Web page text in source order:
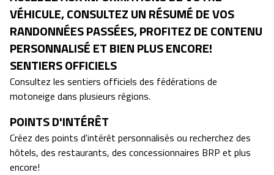
VÉHICULE, CONSULTEZ UN RÉSUMÉ DE VOS
RANDONNÉES PASSÉES, PROFITEZ DE CONTENU
PERSONNALISÉ ET BIEN PLUS ENCORE!
SENTIERS OFFICIELS
Consultez les sentiers officiels des fédérations de
motoneige dans plusieurs régions.
POINTS D'INTÉRÊT
Créez des points d'intérêt personnalisés ou recherchez des
hôtels, des restaurants, des concessionnaires BRP et plus
encore!